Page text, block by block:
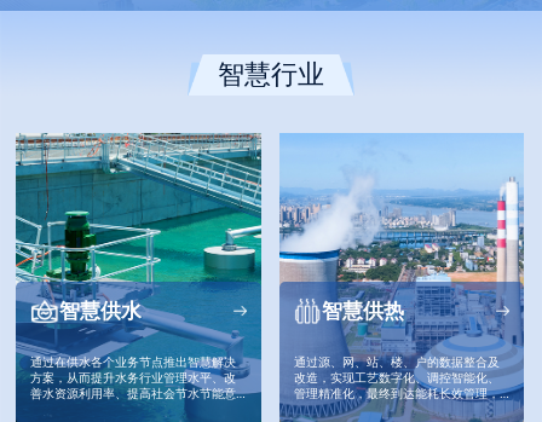
智慧行业
智慧供水
通过在供水各个业务节点推出智慧解决
方案，从而提升水务行业管理水平、改
善水资源利用率、提高社会节水节能意
智慧供热
通过源、网、站、楼、户的数据整合及
改造，实现工艺数字化、调控智能化、
管理精准化，最终到达能耗长效管理，
有效提升企业效益